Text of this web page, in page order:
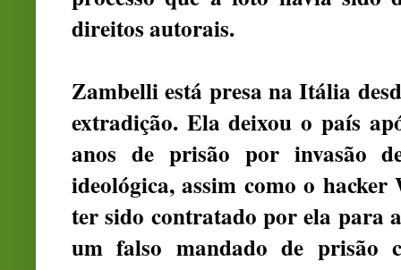
direitos autorais.
Zambelli está presa na Itália
extradição. Ela deixou o país
anos de prisão por invasão
ideológica, assim como o
ter sido contratado por ela para
um falso mandado de prisão